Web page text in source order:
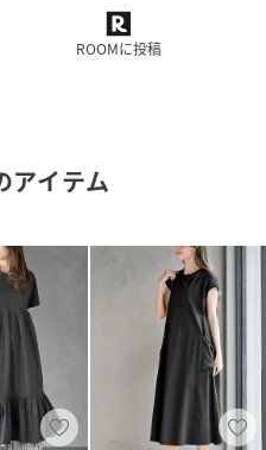
11 RK6876)
ROOMに投稿
アイテム